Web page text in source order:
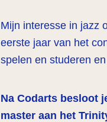
Mijn interesse in jazz
eerste jaar van het
spelen en studeren
Na Codarts besloot
master aan het